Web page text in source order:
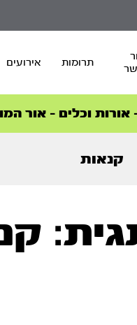
תרומות אירועים
– דרך המלך
וכלים – אור
הטבעית >
– דרך המלך
קנאות